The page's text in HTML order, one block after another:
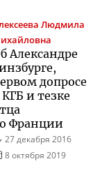
Людмила
Александре
допросе
КГБ и тезке
Франции
27 декабря 2016
8 октября 2019